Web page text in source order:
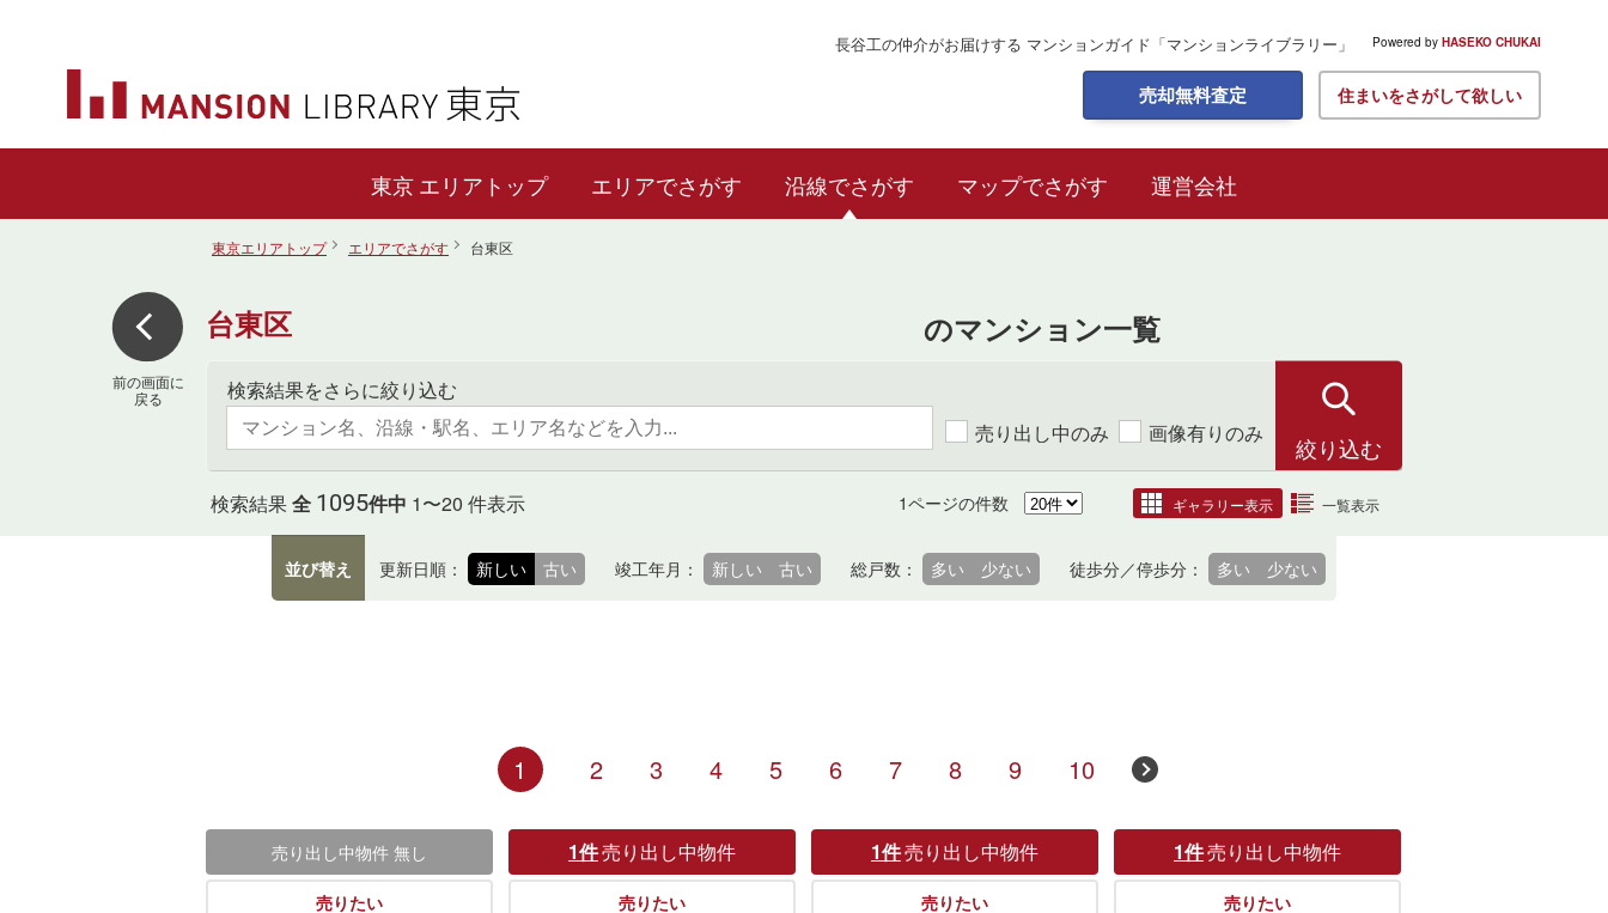
長谷工の仲介がお届けする マンションガイド 「マンションライブラリー」 Powered by HASEKO CHUKAI
売却無料査定 住まいをさがして欲しい
エリアトップ エリアでさがす 沿線でさがす マップでさがす 運営会社
東京エリアトップ エリアでさがす 台東区
台東区 のマンション一覧
検索結果をさらに絞り込む
売り出し中のみ
画像有りのみ
検索結果全 1095件中 1〜20 件表示 1ページの件数 ギャラリー表示 一覧表示
前の画面に
戻る
並び替え 更新日順： 新しい 古い 竣工年月： 新しい 古い 総戸数： 多い 少ない 徒歩分／停歩分： 多い 少ない
1 2 3 4 5 6 7 8 9 10
売り出し中物件 無し
売りたい
1件売り出し中物件
売りたい
1件売り出し中物件
売りたい
1件売り出し中物件
売りたい